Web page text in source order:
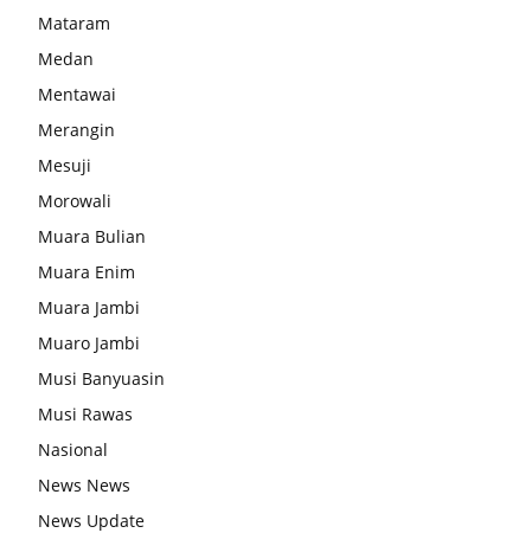
Mataram
Medan
Mentawai
Merangin
Mesuji
Morowali
Muara Bulian
Muara Enim
Muara Jambi
Muaro Jambi
Musi Banyuasin
Musi Rawas
Nasional
News News
News Update